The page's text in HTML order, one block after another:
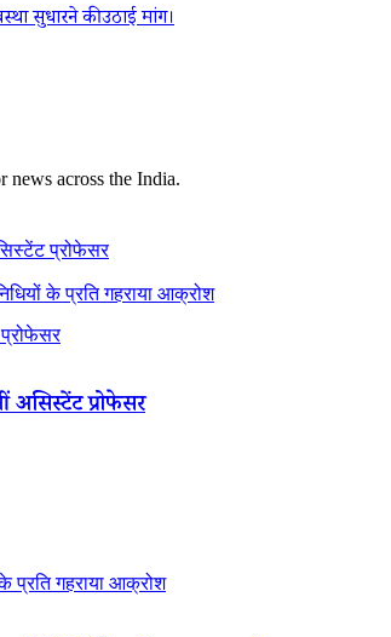
सुधारने की उठाई मांग।
across the India.
प्रोफेसर
के प्रति गहराया आक्रोश
प्रोफेसर
असिस्टेंट प्रोफेसर
प्रति गहराया आक्रोश